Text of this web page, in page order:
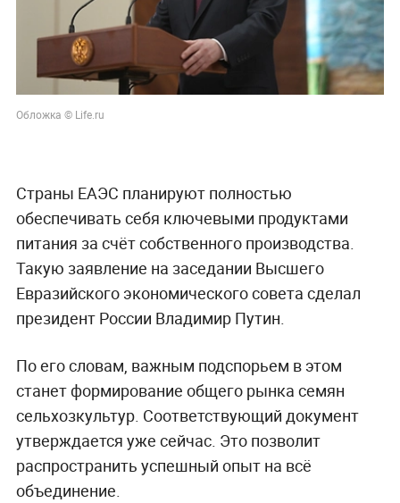
Обложка © Life.ru
Страны ЕАЭС планируют полностью
обеспечивать себя ключевыми продуктами
питания за счёт собственного производства.
Такую заявление на заседании Высшего
Евразийского экономического совета сделал
президент России Владимир Путин.
По его словам, важным подспорьем в этом
станет формирование общего рынка семян
сельхозкультур. Соответствующий документ
утверждается уже сейчас. Это позволит
распространить успешный опыт на всё
объединение.